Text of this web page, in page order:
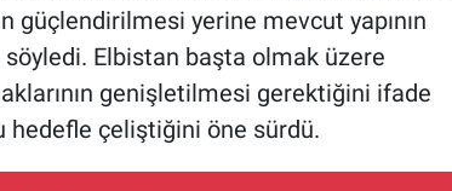
güçlendirilmesi yerine mevcut yapının
Elbistan başta olmak üzere
genişletilmesi gerektiğini ifade
hedefle çeliştiğini öne sürdü.